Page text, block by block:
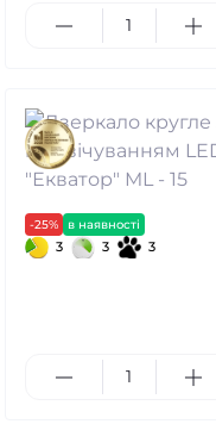
-25% в наявності
3 3 3